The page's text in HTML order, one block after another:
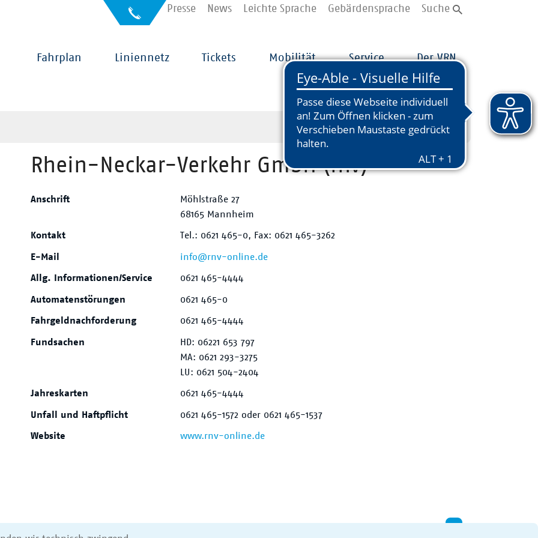
Auskunft
für
Kontakt Presse News Leichte Sprache Gebärdensprache Suche
Hauptnavigation
Fahrplan Liniennetz Tickets Mobilität Service Der VRN
Rhein-Neckar-Verkehr GmbH (rnv)
Anschrift
Möhlstraße 27
68165 Mannheim
Kontakt Tel.: 0621 465-0, Fax: 0621 465-3262
E-Mail info@rnv-online.de
Allg. Informationen/Service 0621 465-4444
Automatenstörungen 0621 465-0
Fahrgeldnachforderung 0621 465-4444
Fundsachen
HD: 06221 653 797
MA: 0621 293-3275
LU: 0621 504-2404
Jahreskarten 0621 465-4444
Unfall und Haftpflicht 0621 465-1572 oder 0621 465-1537
Website www.rnv-online.de